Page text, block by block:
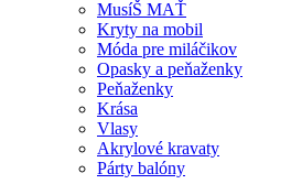
MusíŠ MAŤ
Kryty na mobil
Móda pre miláčikov
Opasky a peňaženky
Peňaženky
Krása
Vlasy
Akrylové kravaty
Párty balóny